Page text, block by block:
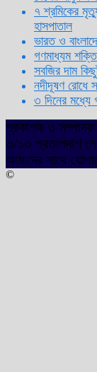
৭ শ্রমিকের
হাসপাতাল
ভারত ও
গণমাধ্যম
সবজির দাম
নদীদূষণ রোধে
৩ দিনের মধ্যে
প্রকাশক ও সম্পাদক
৩/১৩ প্রতাপদাশ
আমাদের সাথে
©